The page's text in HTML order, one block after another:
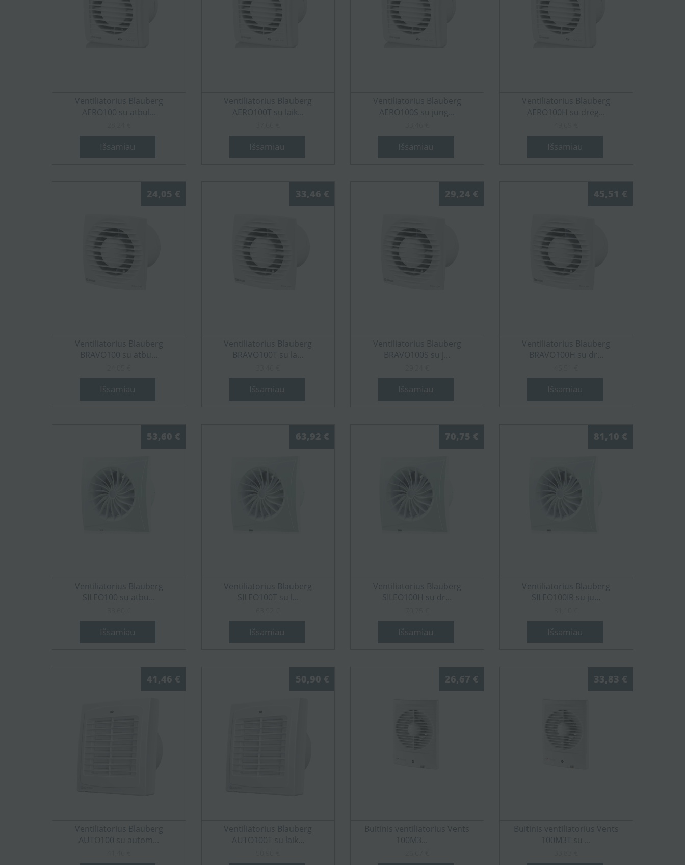
Ventiliatorius Blauberg
AERO100 su atbul...
Išsamiau
Ventiliatorius Blauberg
AERO100T su laik...
Išsamiau
Ventiliatorius Blauberg
AERO100S su jung...
Išsamiau
Ventiliatorius Blauberg
AERO100H su drėg...
Išsamiau
24,05 €
Ventiliatorius Blauberg
BRAVO100 su atbu...
Išsamiau
33,46 €
Ventiliatorius Blauberg
BRAVO100T su la...
Išsamiau
29,24 €
Ventiliatorius Blauberg
BRAVO100S su j...
Išsamiau
45,51 €
Ventiliatorius Blauberg
BRAVO100H su dr...
Išsamiau
53,60 €
Ventiliatorius Blauberg
SILEO100 su atbu...
Išsamiau
63,92 €
Ventiliatorius Blauberg
SILEO100T su l...
Išsamiau
70,75 €
Ventiliatorius Blauberg
SILEO100H su dr...
Išsamiau
81,10 €
Ventiliatorius Blauberg
SILEO100IR su ju...
Išsamiau
41,46 €
Ventiliatorius Blauberg
AUTO100 su autom...
50,90 €
Ventiliatorius Blauberg
AUTO100T su laik...
26,67 €
Buitinis ventiliatorius Vents
100M3...
33,83 €
Buitinis ventiliatorius Vents
100M3T su ...